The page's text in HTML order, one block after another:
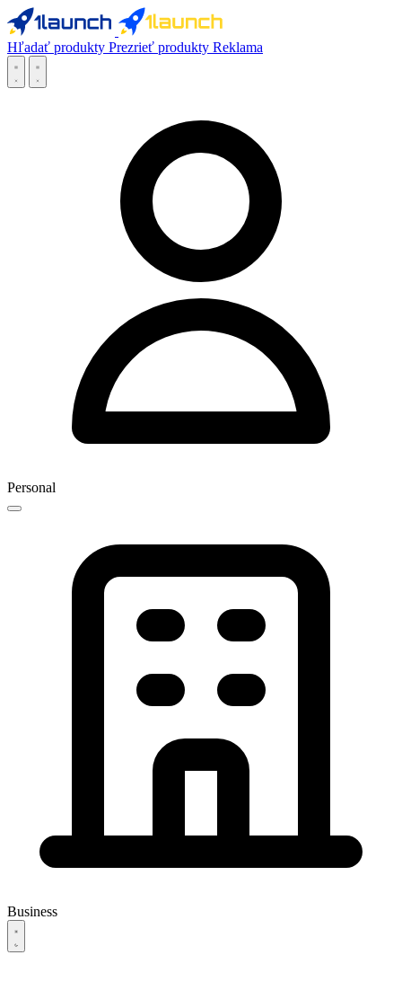
Hľadať produkty Prezrieť produkty Reklama
Personal
Business